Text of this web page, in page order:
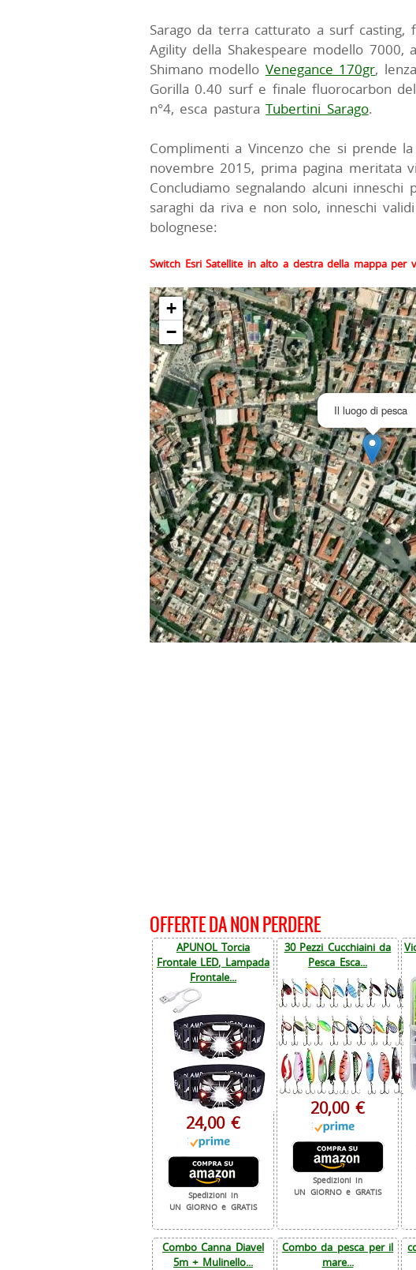
Sarago da terra catturato a surf casting,
Agility della Shakespeare modello 7000,
Shimano modello Venegance 170gr,
Gorilla 0.40 surf e finale fluorocarbon
n°4, esca pasturaTubertini Sarago.
Complimenti a Vincenzo che si prende
novembre 2015, prima pagina meritata
Concludiamo segnalando alcuni inneschi
saraghi da riva e non solo, inneschi
bolognese:
Switch Esri Satellite in alto a destra della mappa per
Il luogo di pesca
+
−
OFFERTE DA NON PERDERE
APUNOL Torcia
Frontale LED, Lampada
Frontale...
24,00 €
Spedizioni in
UN GIORNO e GRATIS
30 Pezzi Cucchiaini da
Pesca Esca...
20,00 €
Spedizioni in
UN GIORNO e GRATIS
Combo Canna Diavel
5m + Mulinello...
Combo da pesca per il
mare...